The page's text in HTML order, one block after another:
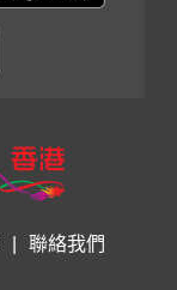
聯絡我們